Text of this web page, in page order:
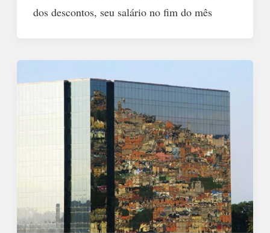
dos descontos, seu salário no fim do mês